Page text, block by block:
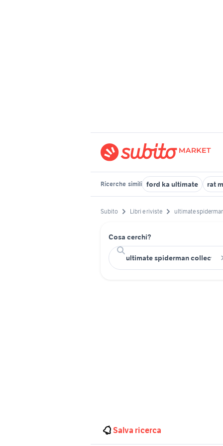
Ricerche simili ford ka ultimate rat
Subito Libri e riviste ultimate
Cosa cerchi?
Salva ricerca